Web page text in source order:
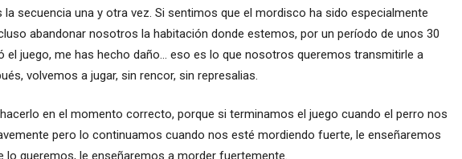
la secuencia una y otra vez. Si sentimos que el mordisco ha sido especialmente
abandonar nosotros la habitación donde estemos, por un período de unos 30
el juego, me has hecho daño... eso es lo que nosotros queremos transmitirle a
volvemos a jugar, sin rencor, sin represalias.
en el momento correcto, porque si terminamos el juego cuando el perro nos
pero lo continuamos cuando nos esté mordiendo fuerte, le enseñaremos
lo queremos, le enseñaremos a morder fuertemente.